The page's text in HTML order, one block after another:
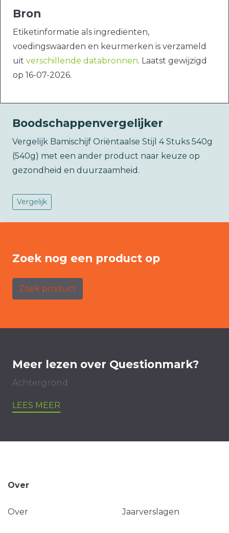
Bron
Etiketinformatie als ingrediënten,
voedingswaarden en keurmerken is verzameld
uit verschillende databronnen. Laatst gewijzigd
op 16-07-2026.
Boodschappenvergelijker
Vergelijk Bamischijf Oriëntaalse Stijl 4 Stuks 540g
(540g) met een ander product naar keuze op
gezondheid en duurzaamheid.
Vergelijk
Zoek nog een product op
Zoek product
Meer lezen over Questionmark?
Achtergrond
LEES MEER
Over
Over Jaarverslagen